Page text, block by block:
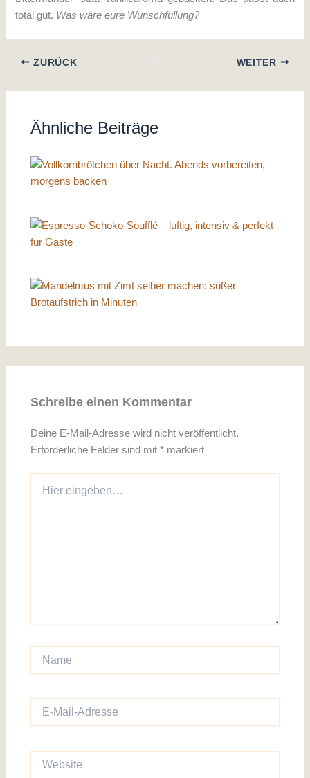
total gut. Was wäre eure Wunschfüllung?
ZURÜCK WEITER
Ähnliche Beiträge
Schreibe einen Kommentar
Deine E-Mail-Adresse wird nicht veröffentlicht.
Erforderliche Felder sind mit* markiert
eingeben…
Mail-